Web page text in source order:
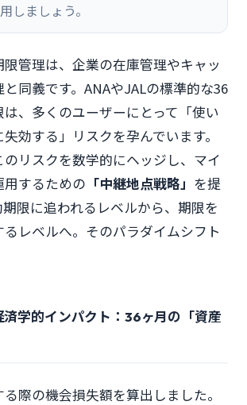
しましょう。
管理は、企業の在庫管理やキャッ
同義です。ANAやJALの標準的な36
、多くのユーザーにとって「使い
効する」リスクを孕んでいます。
リスクを数学的にヘッジし、マイ
するための 「中継地点戦略」 を提
限に追われるレベルから、期限を
るレベルへ。そのパラダイムシフト
済学的インパクト：36ヶ月の「資産
際の機会損失額を算出しました。